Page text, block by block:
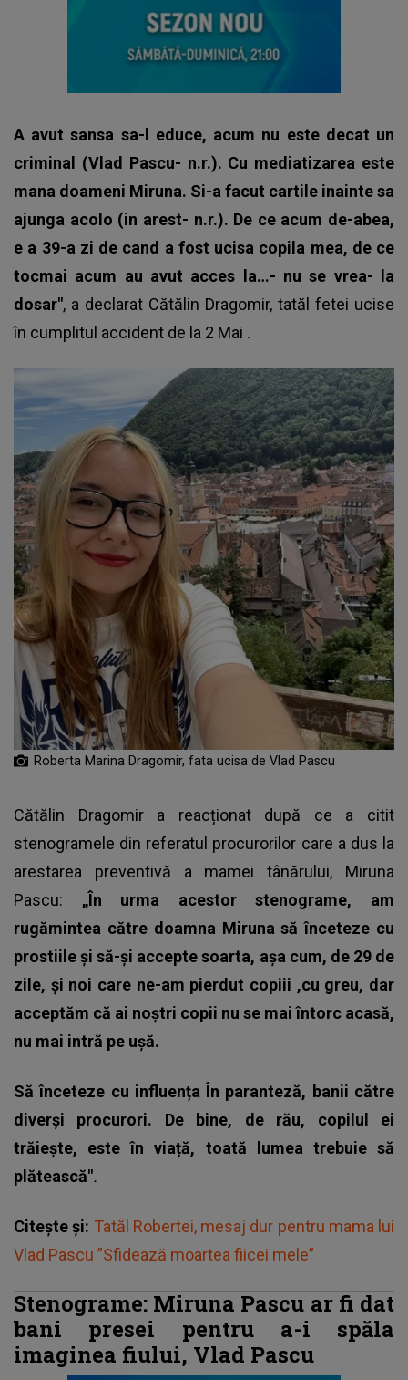
A avut sansa sa-l educe, acum nu este decat un
criminal (Vlad Pascu- n.r.). Cu mediatizarea este
mana doameni Miruna. Si-a facut cartile inainte sa
ajunga acolo (in arest- n.r.). De ce acum de-abea,
e a 39-a zi de cand a fost ucisa copila mea, de ce
tocmai acum au avut acces la…- nu se vrea- la
dosar", a declarat Cătălin Dragomir, tatăl fetei ucise
în cumplitul accident de la 2 Mai .
Roberta Marina Dragomir, fata ucisa de Vlad Pascu
Cătălin Dragomir a reacționat după ce a citit
stenogramele din referatul procurorilor care a dus la
arestarea preventivă a mamei tânărului, Miruna
Pascu: „În urma acestor stenograme, am
rugămintea către doamna Miruna să înceteze cu
prostiile și să-și accepte soarta, așa cum, de 29 de
zile, și noi care ne-am pierdut copiii ,cu greu, dar
acceptăm că ai noștri copii nu se mai întorc acasă,
nu mai intră pe ușă.
Să înceteze cu influențaÎn paranteză, banii către
diverși procurori. De bine, de rău, copilul ei
trăiește, este în viață, toată lumea trebuie să
plătească".
Citește și: Tatăl Robertei, mesaj dur pentru mama lui
Vlad Pascu ”Sfidează moartea fiicei mele”
Stenograme: Miruna Pascu ar fi dat
bani presei pentru a-i spăla
imaginea fiului, Vlad Pascu